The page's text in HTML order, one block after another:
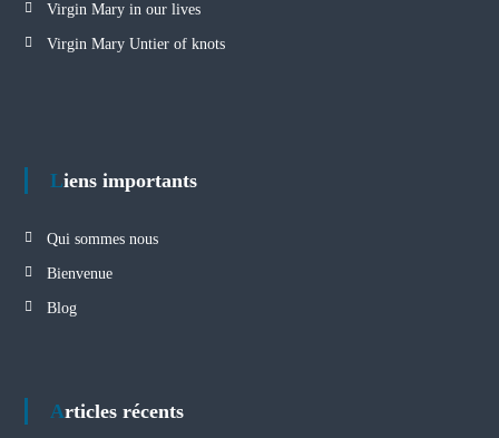
Virgin Mary in our lives
Virgin Mary Untier of knots
Liens importants
Qui sommes nous
Bienvenue
Blog
Articles récents